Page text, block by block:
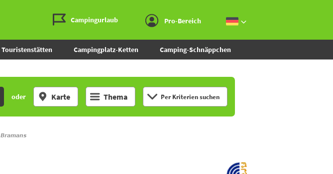
Campingurlaub Pro-Bereich
Touristenstätten Campingplatz-Ketten Camping-Schnäppchen
oder Karte Thema Per Kriterien suchen
Bramans